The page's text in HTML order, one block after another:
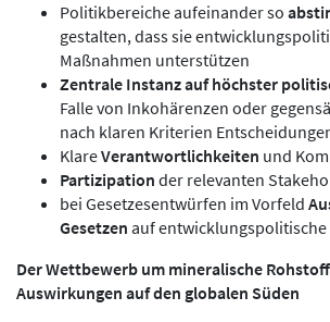
Politikbereiche aufeinander so
gestalten, dass sie
Maßnahmen unterstützen
Zentrale Instanz auf höchster
Falle von Inkohärenzen oder
nach klaren Kriterien
KlareVerantwortlichkeiten und
Partizipation der relevanten
bei Gesetzesentwürfen im Vorfeld
Gesetzen auf
Der Wettbewerb um mineralische
Auswirkungen auf den globalen Süden